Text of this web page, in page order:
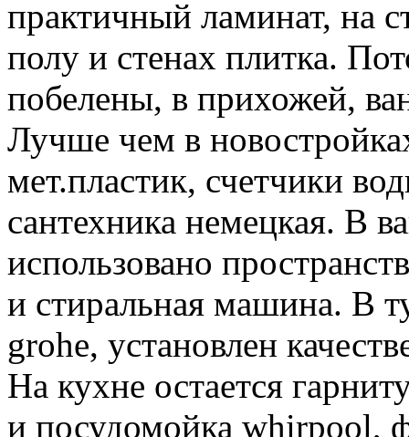
практичный ламинат, на
полу и стенах плитка.
побелены, в прихожей,
Лучше чем в
мет.пластик, счетчики
сантехника немецкая. В
использовано
и стиральная машина. В
grohe, установлен
На кухне остается
и посудомойка whirpool,